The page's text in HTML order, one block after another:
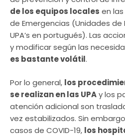
de los equipos locales en
de Emergencias (Unidades
UPA’s en portugués). Las
y modificar según las
es bastante volátil.
Por lo general, los
se realizan en las UPAy los
atención adicional son
vez estabilizados. Sin
casos de COVID-19, los